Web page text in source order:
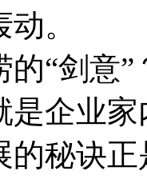
。
的“剑意
是企业
的秘诀